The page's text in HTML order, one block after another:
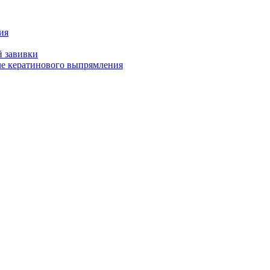
завивки
кератинового выпрямления